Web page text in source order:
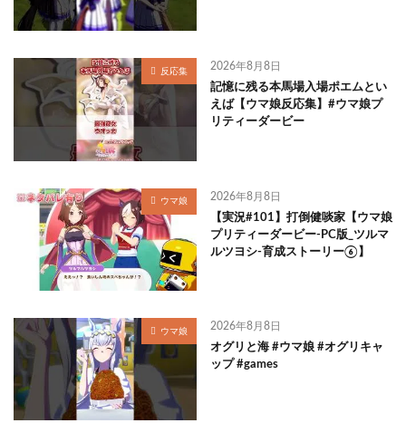
反応集 2026年8月8日
記憶に残る本馬場入場ポエムとい
えば【ウマ娘反応集】#ウマ娘プ
リティーダービー
ウマ娘 2026年8月8日
【実況#101】打倒健啖家【ウマ娘
プリティーダービー-PC版_ツルマ
ルツヨシ-育成ストーリー⑥】
ウマ娘 2026年8月8日
オグリと海 #ウマ娘 #オグリキャ
ップ #games